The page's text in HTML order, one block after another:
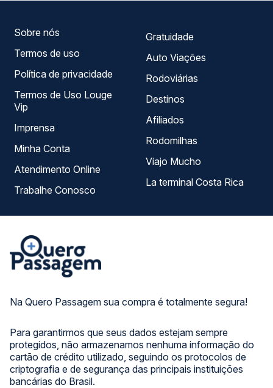
Na Quero Passagem sua compra é totalmente segura!
Para garantirmos que seus dados estejam sempre
protegidos, não armazenamos nenhuma informação do
cartão de crédito utilizado, seguindo os protocolos de
criptografia e de segurança das principais instituições
bancárias do Brasil.
Sobre nós
Termos de uso
Política de privacidade
Termos de Uso Louge
Vip
Imprensa
Minha Conta
Atendimento Online
Trabalhe Conosco
Gratuidade
Auto Viações
Rodoviárias
Destinos
Afiliados
Rodomilhas
Viajo Mucho
La terminal Costa Rica